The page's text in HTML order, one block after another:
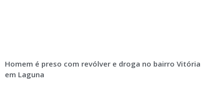
Homem é preso com revólver e droga no bairro Vitória
em Laguna